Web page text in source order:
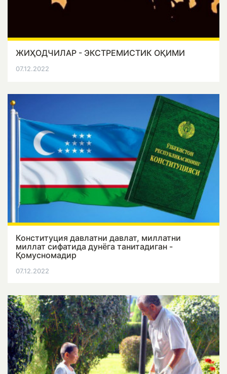
ЖИҲОДЧИЛАР - ЭКСТРЕМИСТИК ОҚИМИ
07.12.2022
Конституция давлатни давлат, миллатни
миллат сифатида дунёга танитадиган -
Қомусномадир
07.12.2022